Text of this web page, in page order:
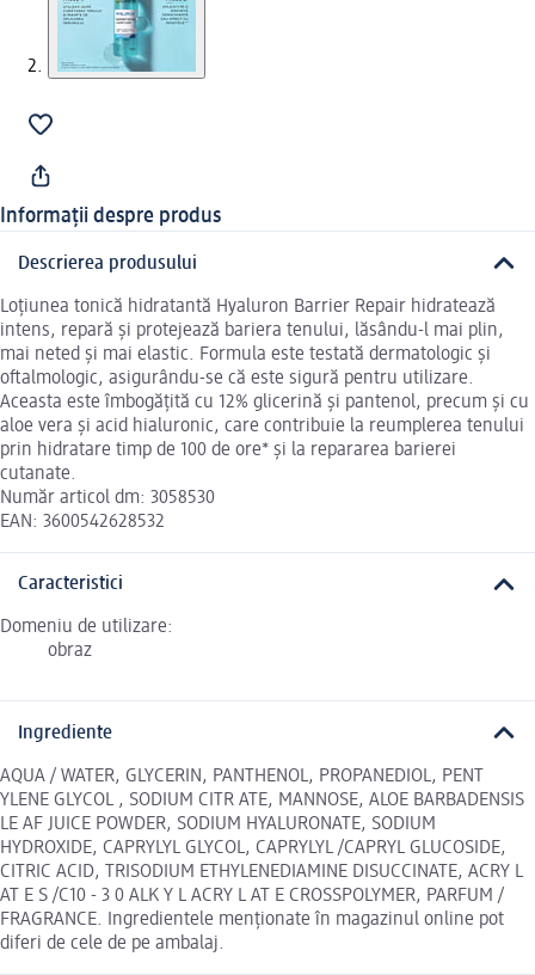
Informații despre produs
Descrierea produsului
Loțiunea tonică hidratantă Hyaluron Barrier Repair hidratează
intens, repară și protejează bariera tenului, lăsându-l mai plin,
mai neted și mai elastic. Formula este testată dermatologic și
oftalmologic, asigurându-se că este sigură pentru utilizare.
Aceasta este îmbogățită cu 12% glicerină și pantenol, precum și cu
aloe vera și acid hialuronic, care contribuie la reumplerea tenului
prin hidratare timp de 100 de ore* și la repararea barierei
cutanate.
Număr articol dm: 3058530
EAN: 3600542628532
Caracteristici
Domeniu de utilizare:
obraz
Ingrediente
AQUA / WATER, GLYCERIN, PANTHENOL, PROPANEDIOL, PENT
YLENE GLYCOL , SODIUM CITR ATE, MANNOSE, ALOE BARBADENSIS
LE AF JUICE POWDER, SODIUM HYALURONATE, SODIUM
HYDROXIDE, CAPRYLYL GLYCOL, CAPRYLYL /CAPRYL GLUCOSIDE,
CITRIC ACID, TRISODIUM ETHYLENEDIAMINE DISUCCINATE, ACRY L
AT E S /C10 - 3 0 ALK Y L ACRY L AT E CROSSPOLYMER, PARFUM /
FRAGRANCE. Ingredientele menționate în magazinul online pot
diferi de cele de pe ambalaj.